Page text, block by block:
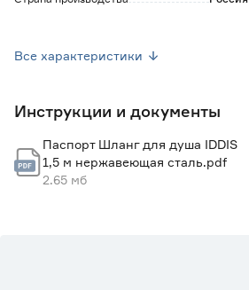
Все характеристики
Инструкции и документы
Паспорт Шланг для душа IDDIS
1,5 м нержавеющая сталь.pdf
2.65 мб